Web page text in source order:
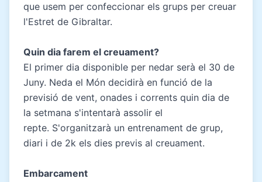
que usem per confeccionar els grups per creuar
l'Estret de Gibraltar.
Quin dia farem el creuament?
El primer dia disponible per nedar serà el 30 de
Juny. Neda el Món decidirà en funció de la
previsió de vent, onades i corrents quin dia de
la setmana s'intentarà assolir el
repte. S'organitzarà un entrenament de grup,
diari i de 2k els dies previs al creuament.
Embarcament